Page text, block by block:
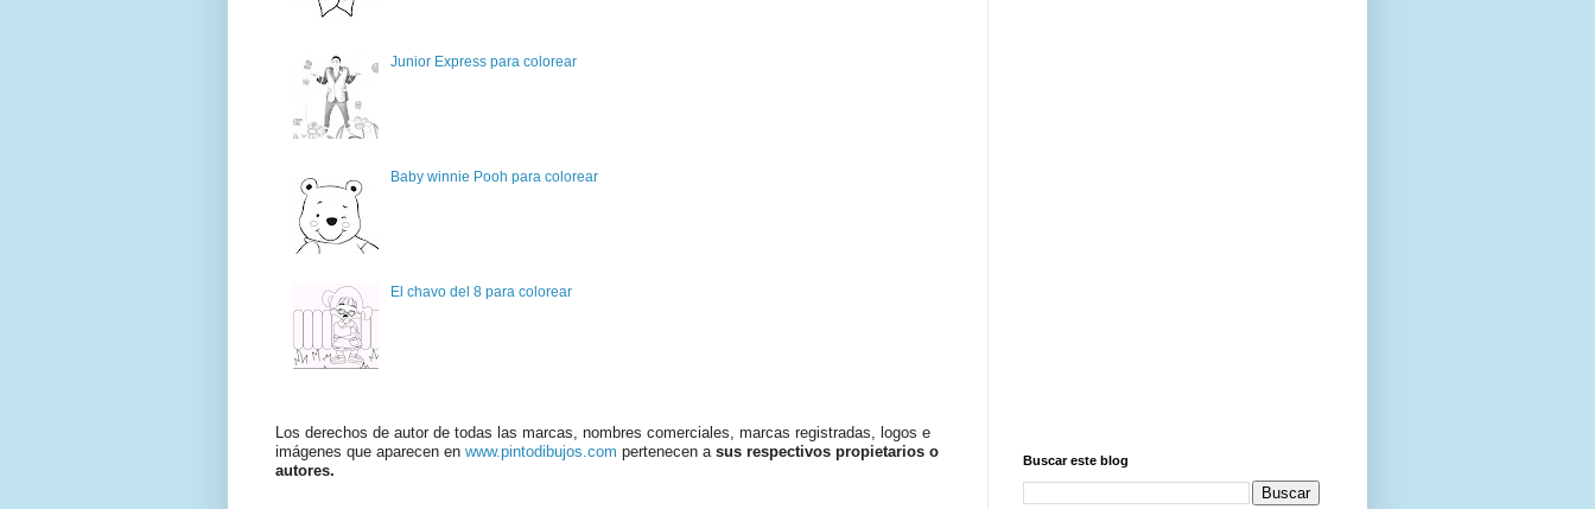
Junior Express para colorear
Baby winnie Pooh para colorear
El chavo del 8 para colorear
Los derechos de autor de todas las marcas, nombres comerciales, marcas registradas, logos e
imágenes que aparecen en www.pintodibujos.com pertenecen a sus respectivos propietarios o
autores.
Buscar este blog